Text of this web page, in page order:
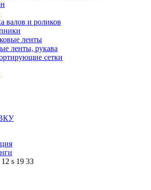
валов и роликов
ленты
ленты, рукава
сетки
s 19 33